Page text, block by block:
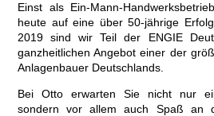
Einst als Ein-Mann-
heute auf eine über 50-jährige
2019 sind wir Teil der ENGIE
ganzheitlichen Angebot einer der
Anlagenbauer Deutschlands.
Bei Otto erwarten Sie nicht nur
sondern vor allem auch Spaß an